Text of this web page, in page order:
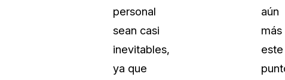
personal
sean casi
inevitables,
ya que
aún
más
este